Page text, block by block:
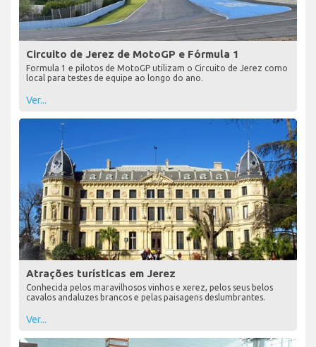
Circuito de Jerez de MotoGP e Fórmula 1
Formula 1 e pilotos de MotoGP utilizam o Circuito de Jerez como
local para testes de equipe ao longo do ano.
Ver...
Atrações turísticas em Jerez
Conhecida pelos maravilhosos vinhos e xerez, pelos seus belos
cavalos andaluzes brancos e pelas paisagens deslumbrantes.
Ver...